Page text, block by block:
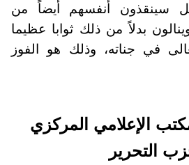
سينقذون أنفسهم أيضاً من
بدلاً من ذلك ثوابا عظيما
في جناته، وذلك هو الفوز
الإعلامي المركزي
التحرير